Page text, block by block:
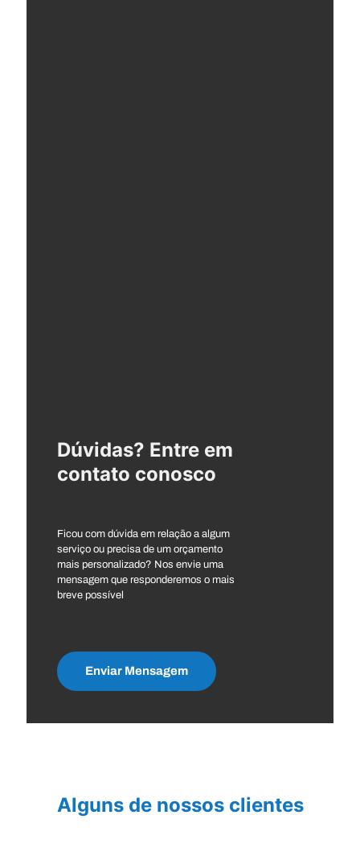
Dúvidas? Entre em
contato conosco
Ficou com dúvida em relação a algum
serviço ou precisa de um orçamento
mais personalizado? Nos envie uma
mensagem que responderemos o mais
breve possível
Enviar Mensagem
Alguns de nossos clientes